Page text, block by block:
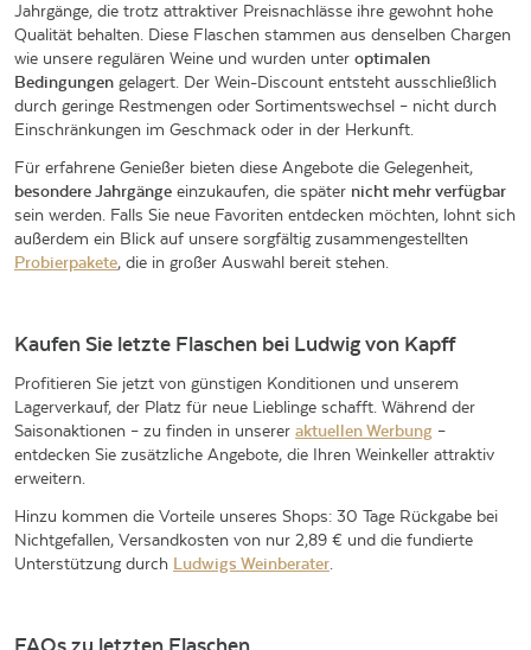
Jahrgänge, die trotz attraktiver Preisnachlässe ihre gewohnt hohe
Qualität behalten. Diese Flaschen stammen aus denselben Chargen
wie unsere regulären Weine und wurden unter optimalen
Bedingungen gelagert. Der Wein-Discount entsteht ausschließlich
durch geringe Restmengen oder Sortimentswechsel – nicht durch
Einschränkungen im Geschmack oder in der Herkunft.
Für erfahrene Genießer bieten diese Angebote die Gelegenheit,
besondere Jahrgänge einzukaufen, die später nicht mehr verfügbar
sein werden. Falls Sie neue Favoriten entdecken möchten, lohnt sich
außerdem ein Blick auf unsere sorgfältig zusammengestellten
Probierpakete, die in großer Auswahl bereit stehen.
Kaufen Sie letzte Flaschen bei Ludwig von Kapff
Profitieren Sie jetzt von günstigen Konditionen und unserem
Lagerverkauf, der Platz für neue Lieblinge schafft. Während der
Saisonaktionen – zu finden in unserer aktuellen Werbung –
entdecken Sie zusätzliche Angebote, die Ihren Weinkeller attraktiv
erweitern.
Hinzu kommen die Vorteile unseres Shops: 30 Tage Rückgabe bei
Nichtgefallen, Versandkosten von nur 2,89 € und die fundierte
Unterstützung durch Ludwigs Weinberater
FAQs zu letzten Flaschen